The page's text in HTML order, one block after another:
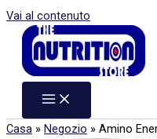
Vai al contenuto
Casa » Negozio » Amino